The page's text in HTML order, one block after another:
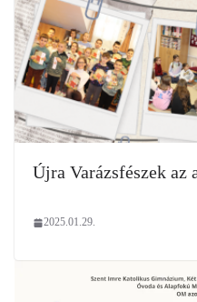
Újra Varázsfészek az
2025.01.29.